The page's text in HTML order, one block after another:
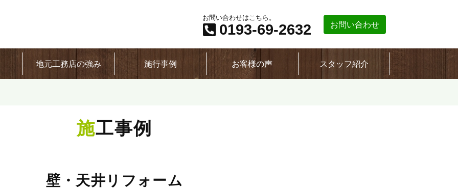
お問い合わせはこちら。
0193-69-2632 お問い合わせ
地元工務店の強み 施行事例 お客様の声 スタッフ紹介
施工事例
壁・天井リフォーム